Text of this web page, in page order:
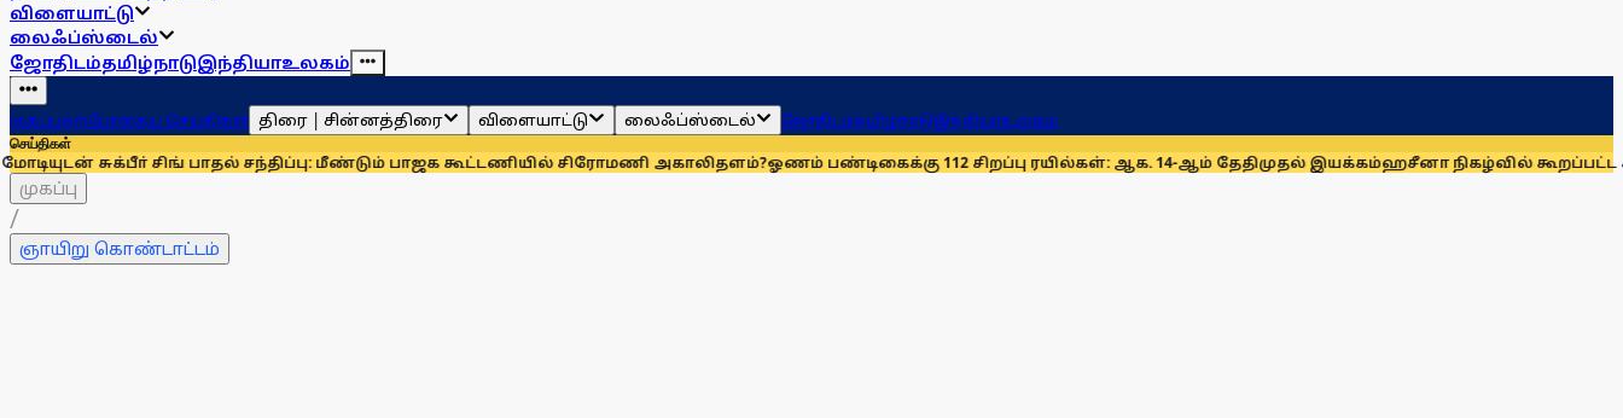
விளையாட்டு
லைஃப்ஸ்டைல்
ஜோதிடம்தமிழ்நாடுஇந்தியாஉலகம்
முகப்புதற்போதைய செய்திகள் திரை | சின்னத்திரை விளையாட்டு லைஃப்ஸ்டைல் ஜோதிடம்தமிழ்நாடுஇந்தியாஉலகம்
செய்திகள்
சிங் பாதல் சந்திப்பு: மீண்டும் பாஜக கூட்டணியில் சிரோமணி அகாலிதளம்?ஓணம் பண்டிகைக்கு 112 சிறப்பு ரயில்கள்: ஆக. 14-ஆம் தேதிமுதல் இயக்கம்ஹசீனா நிகழ்வில் கூறப்பட்ட கருத்துகளை
முகப்பு
/
ஞாயிறு கொண்டாட்டம்